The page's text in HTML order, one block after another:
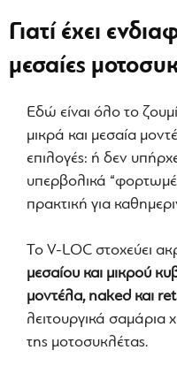
Γιατί έχει
μεσαίες
Εδώ είναι όλο το
μικρά και μεσαία
επιλογές: ή δεν
υπερβολικά
πρακτική για
Το V-LOC στοχεύει
μεσαίου και μικρού
μοντέλα, naked και
λειτουργικά σαμάρια
της μοτοσυκλέτας.